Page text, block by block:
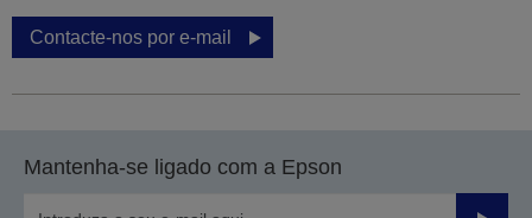
Contacte-nos por e-mail
Mantenha-se ligado com a Epson